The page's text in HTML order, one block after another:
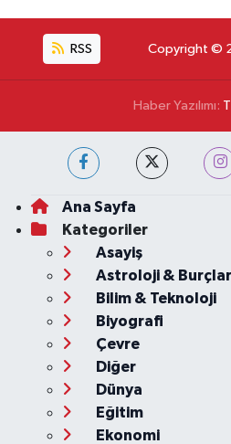
RSS Copyright ©
Haber Yazılımı:
Ana Sayfa
Kategoriler
Asayiş
Astroloji & Burçlar
Bilim & Teknoloji
Biyografi
Çevre
Diğer
Dünya
Eğitim
Ekonomi